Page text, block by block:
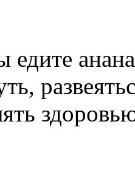
едите